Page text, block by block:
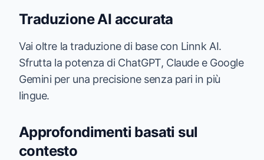
Traduzione AI accurata
Vai oltre la traduzione di base con Linnk AI.
Sfrutta la potenza di ChatGPT, Claude e Google
Gemini per una precisione senza pari in più
lingue.
Approfondimenti basati sul
contesto